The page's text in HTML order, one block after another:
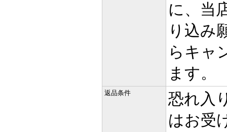
に、当
り込み
らキャ
ます。
返品条件
恐れ入
はお受